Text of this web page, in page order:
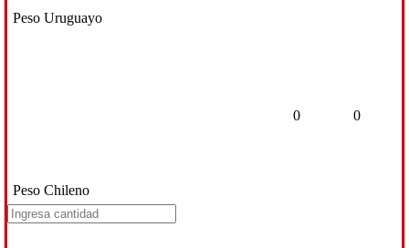
Peso Uruguayo
Peso Chileno
0 0